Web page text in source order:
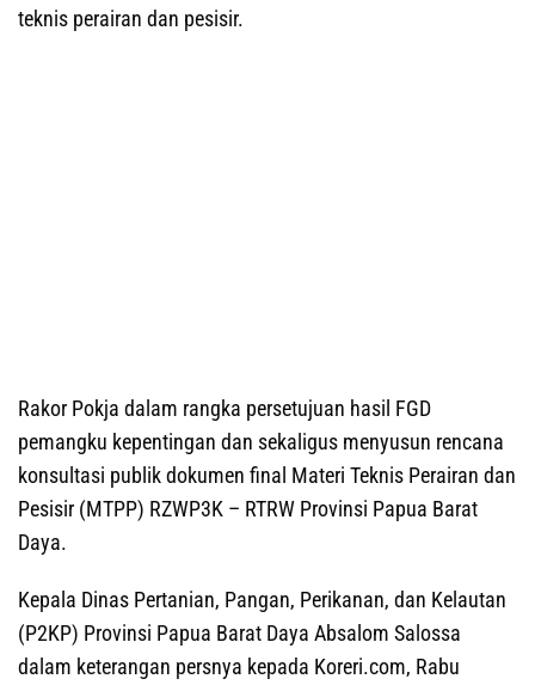
teknis perairan dan pesisir.
Rakor Pokja dalam rangka persetujuan hasil FGD
pemangku kepentingan dan sekaligus menyusun rencana
konsultasi publik dokumen final Materi Teknis Perairan dan
Pesisir (MTPP) RZWP3K – RTRW Provinsi Papua Barat
Daya.
Kepala Dinas Pertanian, Pangan, Perikanan, dan Kelautan
(P2KP) Provinsi Papua Barat Daya Absalom Salossa
dalam keterangan persnya kepada Koreri.com, Rabu